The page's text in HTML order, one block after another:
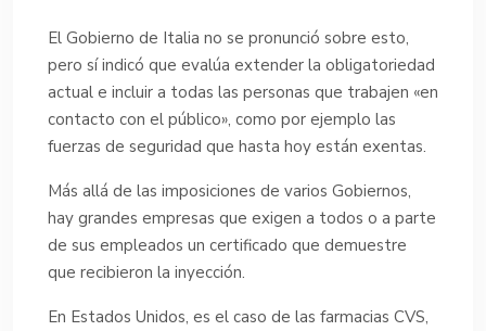
El Gobierno de Italia no se pronunció sobre esto,
pero sí indicó que evalúa extender la obligatoriedad
actual e incluir a todas las personas que trabajen «en
contacto con el público», como por ejemplo las
fuerzas de seguridad que hasta hoy están exentas.
Más allá de las imposiciones de varios Gobiernos,
hay grandes empresas que exigen a todos o a parte
de sus empleados un certificado que demuestre
que recibieron la inyección.
En Estados Unidos, es el caso de las farmacias CVS,